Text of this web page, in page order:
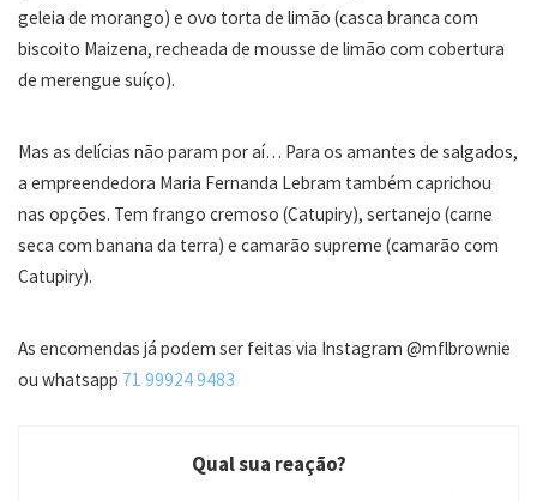
geleia de morango) e ovo torta de limão (casca branca com
biscoito Maizena, recheada de mousse de limão com cobertura
de merengue suíço).
Mas as delícias não param por aí… Para os amantes de salgados,
a empreendedora Maria Fernanda Lebram também caprichou
nas opções. Tem frango cremoso (Catupiry), sertanejo (carne
seca com banana da terra) e camarão supreme (camarão com
Catupiry).
As encomendas já podem ser feitas via Instagram @mflbrownie
ou whatsapp 71 99924 9483
Qual sua reação?